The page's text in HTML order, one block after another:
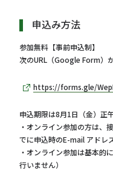
申込み方法
参加無料【事前申込制】
次のURL（Google Form）
https://forms.gle/
申込期限は8月1日（金）正
・オンライン参加の方は、
でに申込時のE-mail アドレ
・オンライン参加は基本的
行いません）